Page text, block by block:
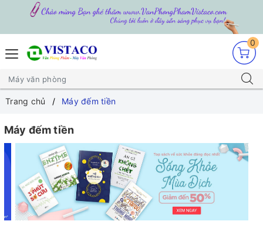
0
Trang chủ Máy đếm tiền
Máy đếm tiền